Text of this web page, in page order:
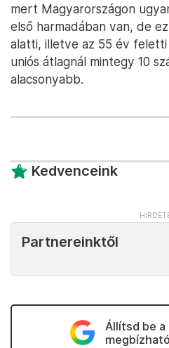
mert Magyarországon
első harmadában van, de
alatti, illetve az 55 év
uniós átlagnál mintegy 10
alacsonyabb.
Kedvenceink
Partnereinktől
Állítsd be a